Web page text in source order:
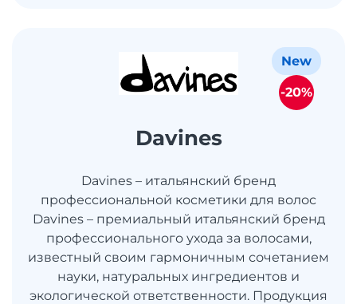
Davines
Davines – итальянский бренд
профессиональной косметики для волос
Davines – премиальный итальянский бренд
профессионального ухода за волосами,
известный своим гармоничным сочетанием
науки, натуральных ингредиентов и
экологической ответственности. Продукция
New
-20%